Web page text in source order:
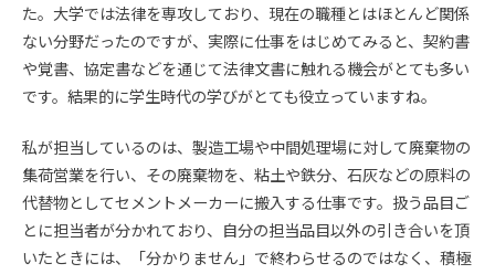
た。大学では法律を専攻しており、現在の職種とはほとんど関係
ない分野だったのですが、実際に仕事をはじめてみると、契約書
や覚書、協定書などを通じて法律文書に触れる機会がとても多い
です。結果的に学生時代の学びがとても役立っていますね。
私が担当しているのは、製造工場や中間処理場に対して廃棄物の
集荷営業を行い、その廃棄物を、粘土や鉄分、石灰などの原料の
代替物としてセメントメーカーに搬入する仕事です。扱う品目ご
とに担当者が分かれており、自分の担当品目以外の引き合いを頂
いたときには、「分かりません」で終わらせるのではなく、積極